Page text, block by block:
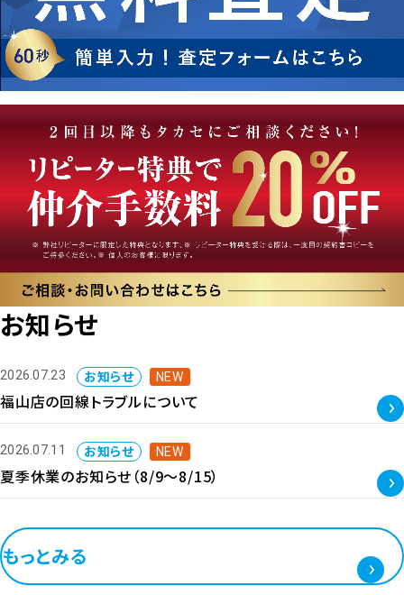
お知らせ
もっとみる
2026.07.23 お知らせ NEW
福山店の回線トラブルについて
2026.07.11 お知らせ NEW
夏季休業のお知らせ（8/9～8/15）